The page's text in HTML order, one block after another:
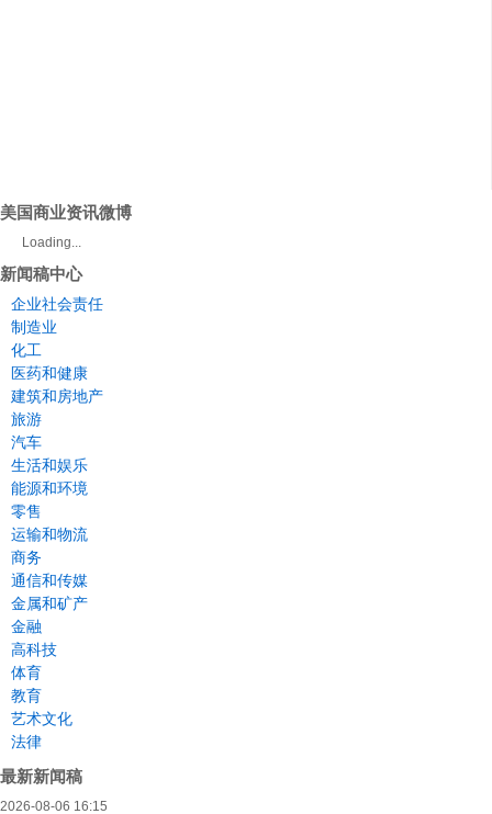
美国商业资讯微博
Loading...
新闻稿中心
企业社会责任
制造业
化工
医药和健康
建筑和房地产
旅游
汽车
生活和娱乐
能源和环境
零售
运输和物流
商务
通信和传媒
金属和矿产
金融
高科技
体育
教育
艺术文化
法律
最新新闻稿
2026-08-06 16:15